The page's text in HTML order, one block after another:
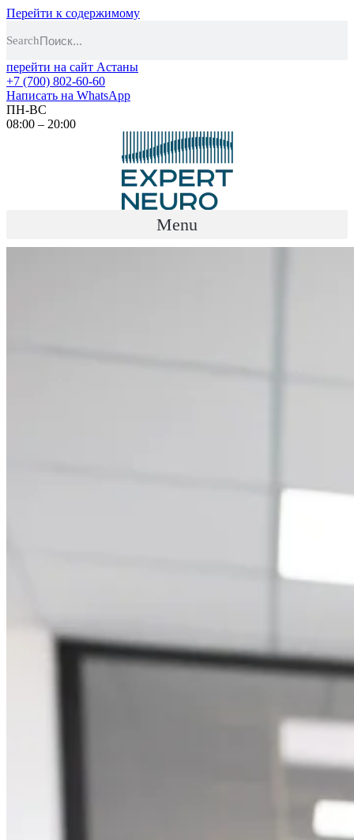
Перейти к содержимому
Search
перейти на сайт Астаны
+7 (700) 802-60-60
Написать на WhatsApp
ПН-ВС
08:00 – 20:00
Menu